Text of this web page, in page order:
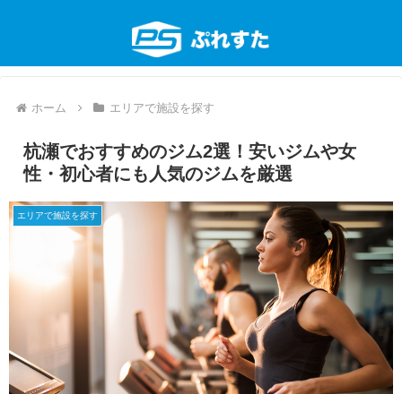
ホーム エリアで施設を探す
杭瀬でおすすめのジム2選！安いジムや女
性・初心者にも人気のジムを厳選
エリアで施設を探す